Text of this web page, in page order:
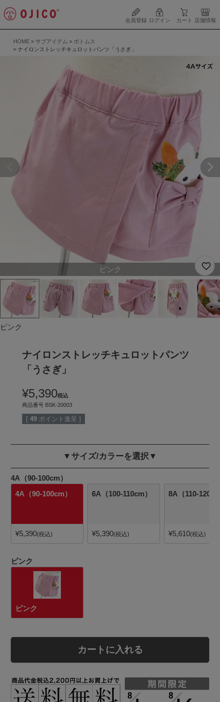
会員登録 ログイン カート 店舗情報
HOME サブアイテム
ボトムス
ナイロンストレッチキュロットパンツ「うさぎ」
ピンク
ピンク
ナイロンストレッチキュロットパンツ
「うさぎ」
¥5,390税込
商品番号 BSK-20003
[ 49 ポイント進呈 ]
▼サイズ/カラーを選択▼
4A（90-100cm）
4A（90-100cm）
¥5,390 税込
6A（100-110cm）
¥5,390 税込
8A（110-
¥5,610 税込
ピンク
ピンク
カートに入れる